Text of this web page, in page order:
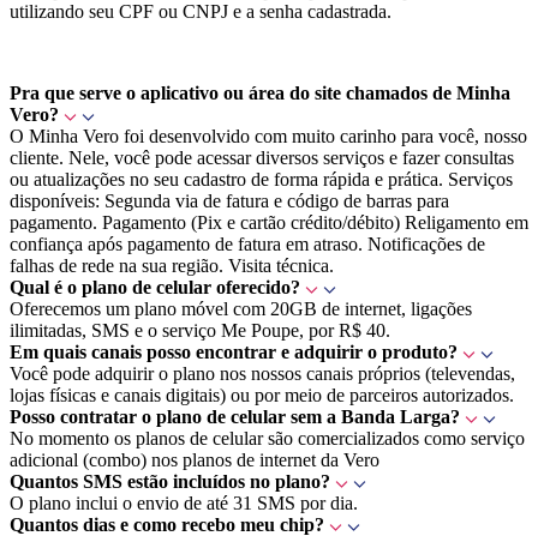
utilizando seu CPF ou CNPJ e a senha cadastrada.
Pra que serve o aplicativo ou área do site chamados de Minha
Vero?
O Minha Vero foi desenvolvido com muito carinho para você, nosso
cliente. Nele, você pode acessar diversos serviços e fazer consultas
ou atualizações no seu cadastro de forma rápida e prática. Serviços
disponíveis: Segunda via de fatura e código de barras para
pagamento. Pagamento (Pix e cartão crédito/débito) Religamento em
confiança após pagamento de fatura em atraso. Notificações de
falhas de rede na sua região. Visita técnica.
Qual é o plano de celular oferecido?
Oferecemos um plano móvel com 20GB de internet, ligações
ilimitadas, SMS e o serviço Me Poupe, por R$ 40.
Em quais canais posso encontrar e adquirir o produto?
Você pode adquirir o plano nos nossos canais próprios (televendas,
lojas físicas e canais digitais) ou por meio de parceiros autorizados.
Posso contratar o plano de celular sem a Banda Larga?
No momento os planos de celular são comercializados como serviço
adicional (combo) nos planos de internet da Vero
Quantos SMS estão incluídos no plano?
O plano inclui o envio de até 31 SMS por dia.
Quantos dias e como recebo meu chip?